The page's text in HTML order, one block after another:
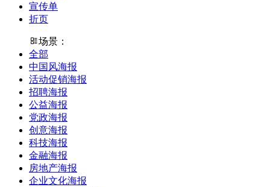
宣传单
折页
场景：
全部
中国风海报
活动促销海报
招聘海报
公益海报
党政海报
创意海报
科技海报
金融海报
房地产海报
企业文化海报